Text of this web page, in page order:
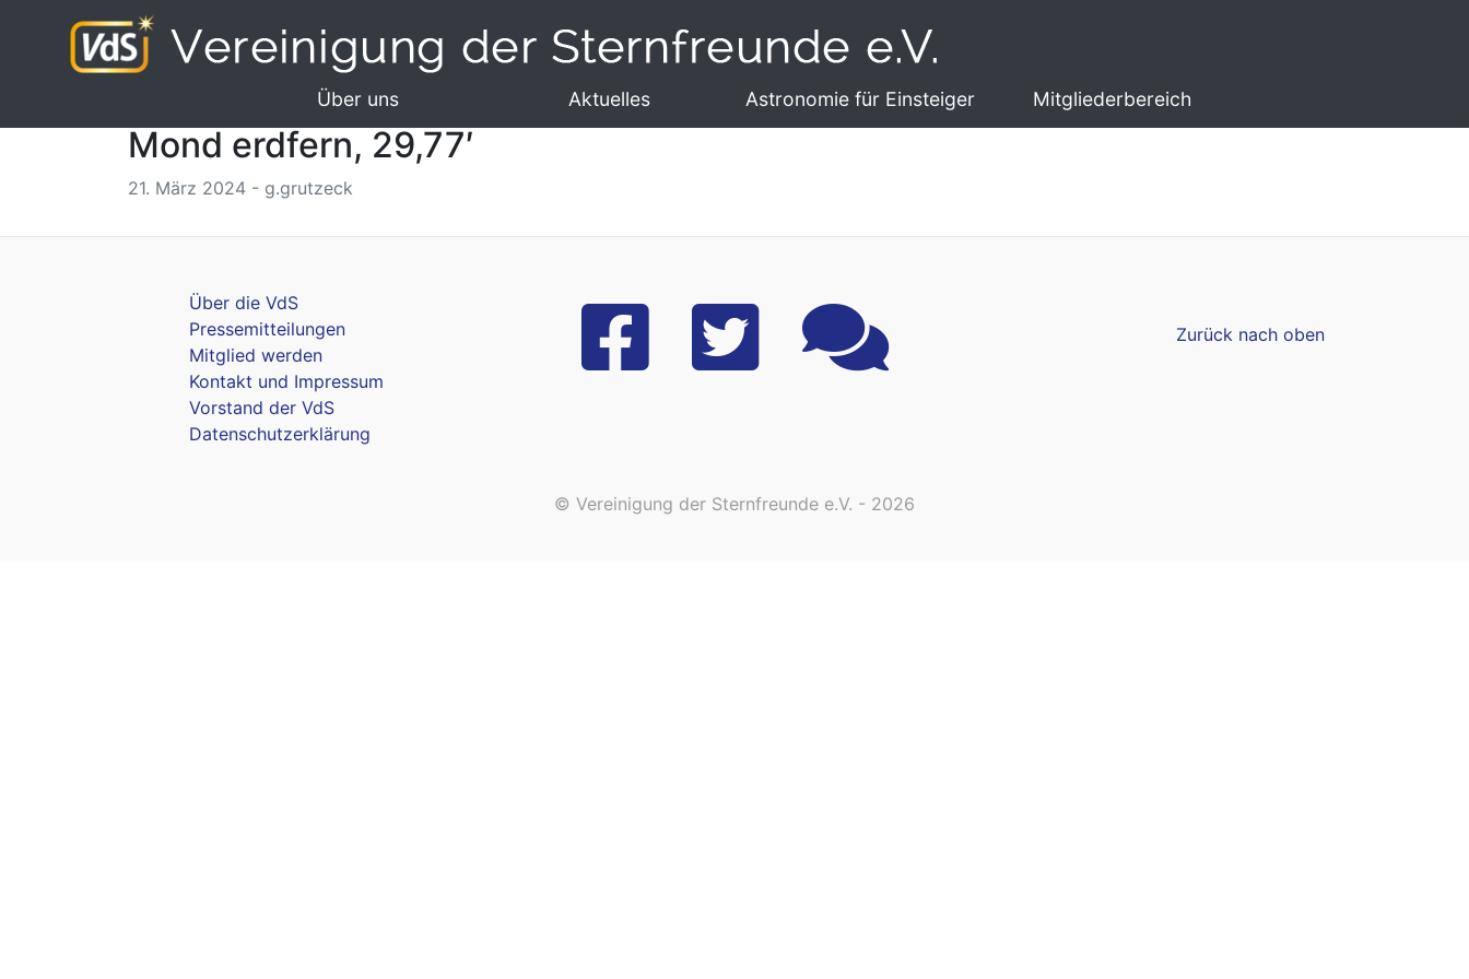
Über uns Aktuelles Astronomie für Einsteiger Mitgliederbereich
Mond erdfern, 29,77′
21. März 2024 - g.grutzeck
Über die VdS
Pressemitteilungen
Mitglied werden
Kontakt und Impressum
Vorstand der VdS
Datenschutzerklärung
Zurück nach oben
© Vereinigung der Sternfreunde e.V. - 2026